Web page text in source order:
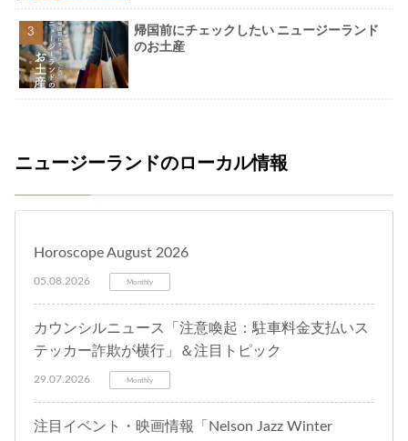
帰国前にチェックしたい ニュージーランド
のお土産
ニュージーランドのローカル情報
Horoscope August 2026
05.08.2026 Monthly
カウンシルニュース「注意喚起：駐車料金支払いス
テッカー詐欺が横行」＆注目トピック
29.07.2026 Monthly
注目イベント・映画情報「Nelson Jazz Winter